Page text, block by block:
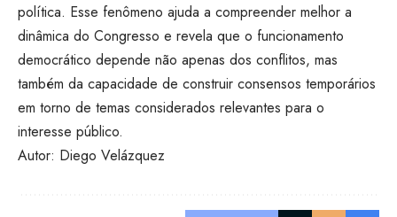
política. Esse fenômeno ajuda a compreender melhor a
dinâmica do Congresso e revela que o funcionamento
democrático depende não apenas dos conflitos, mas
também da capacidade de construir consensos temporários
em torno de temas considerados relevantes para o
interesse público.
Autor: Diego Velázquez